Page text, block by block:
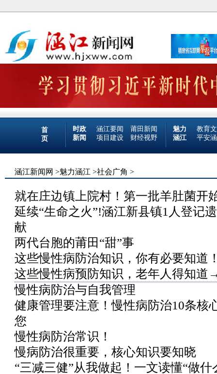
首
页
时政 涵江要闻
莆田新闻
新闻
项目建设 财经视野
魅力
教育
涵江
平安
涵江新闻网 >魅力涵江 >社会广角 >
就在庄边镇上院村！第一批羊肚菌开
延续“生命之火”!涵江新县镇1人登记
献
两代台胞的莆田“甜”事
这些慢性病防治知识，你有必要知道
这些慢性病预防知识，老年人得知道
慢性病防治与自我管理
健康管理要注意！慢性病防治10条核
您
慢性病防治常识！
慢病防治很重要，核心知识要知晓
“三减三健”从我做起！一文读懂“做什